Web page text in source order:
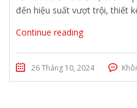
đến hiệu suất vượt trội, thiết
Continue reading
26 Tháng 10, 2024